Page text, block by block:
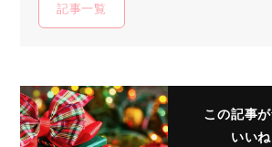
記事一覧
この記事
いい